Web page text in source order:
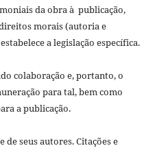
da obra à publicação,
morais (autoria e
a legislação especí­fica.
colaboração e, portanto, o
para tal, bem como
a publicação.
seus autores. Citações e